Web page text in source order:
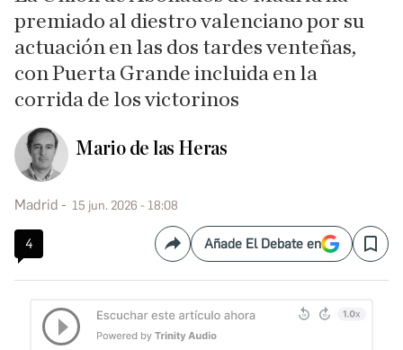
premiado al diestro valenciano por su
actuación en las dos tardes venteñas,
con Puerta Grande incluida en la
corrida de los victorinos
Mario de las Heras
Madrid 15 jun. 2026 - 18:08
4 CompartirAñade El Debate en Save